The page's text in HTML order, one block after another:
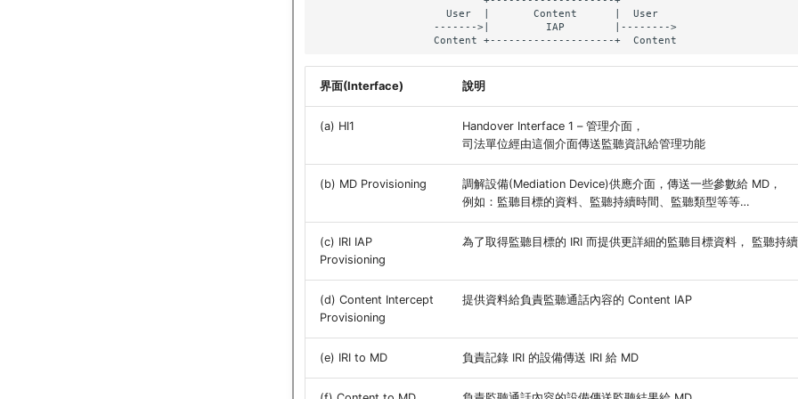
                     User  |       Content      |  User
                   ------->|         IAP        |-------->
界面(Interface) 說明
(a) HI1
Handover Interface 1 – 管理介面，
司法單位經由這個介面傳送監聽資訊給管理功能
(b) MD Provisioning
調解設備(Mediation Device)供應介面，傳送一些參數給 MD，
例如：監聽目標的資料、監聽持續時間、監聽類型等等…
(c) IRI IAP
Provisioning
為了取得監聽目標的 IRI 而提供更詳細的監聽目標資料， 監聽持
(d) Content Intercept
Provisioning
提供資料給負責監聽通話內容的 Content IAP
(e) IRI to MD 負責記錄 IRI 的設備傳送 IRI 給 MD